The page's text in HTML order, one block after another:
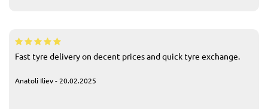
Fast tyre delivery on decent prices and quick tyre exchange.
Anatoli Iliev - 20.02.2025